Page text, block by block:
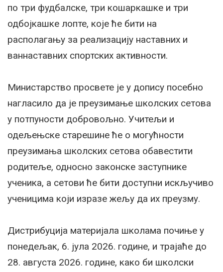
по три фудбалске, три кошаркашке и три
одбојкашке лопте, које ће бити на
располагању за реализацију наставних и
ваннаставних спортских активности.
Министарство просвете је у допису посебно
нагласило да је преузимање школских сетова
у потпуности добровољно. Учитељи и
одељењске старешине ће о могућности
преузимања школских сетова обавестити
родитеље, односно законске заступнике
ученика, а сетови ће бити доступни искључиво
ученицима који изразе жељу да их преузму.
Дистрибуција материјала школама почиње у
понедељак, 6. јула 2026. године, и трајаће до
28. августа 2026. године, како би школски